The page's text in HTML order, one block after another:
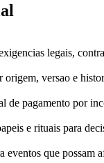
legais,
origem, versao e
de pagamento por
e rituais para
eventos que possam